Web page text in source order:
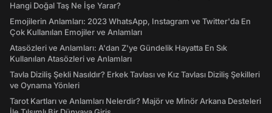
Hangi Doğal Taş Ne İşe Yarar?
Emojilerin Anlamları: 2023 WhatsApp, Instagram ve Twitter'da En
Çok Kullanılan Emojiler ve Anlamları
Atasözleri ve Anlamları: A'dan Z'ye Gündelik Hayatta En Sık
Kullanılan Atasözleri ve Anlamları
Tavla Diziliş Şekli Nasıldır? Erkek Tavlası ve Kız Tavlası Diziliş Şekilleri
ve Oynama Yönleri
Tarot Kartları ve Anlamları Nelerdir? Majör ve Minör Arkana Desteleri